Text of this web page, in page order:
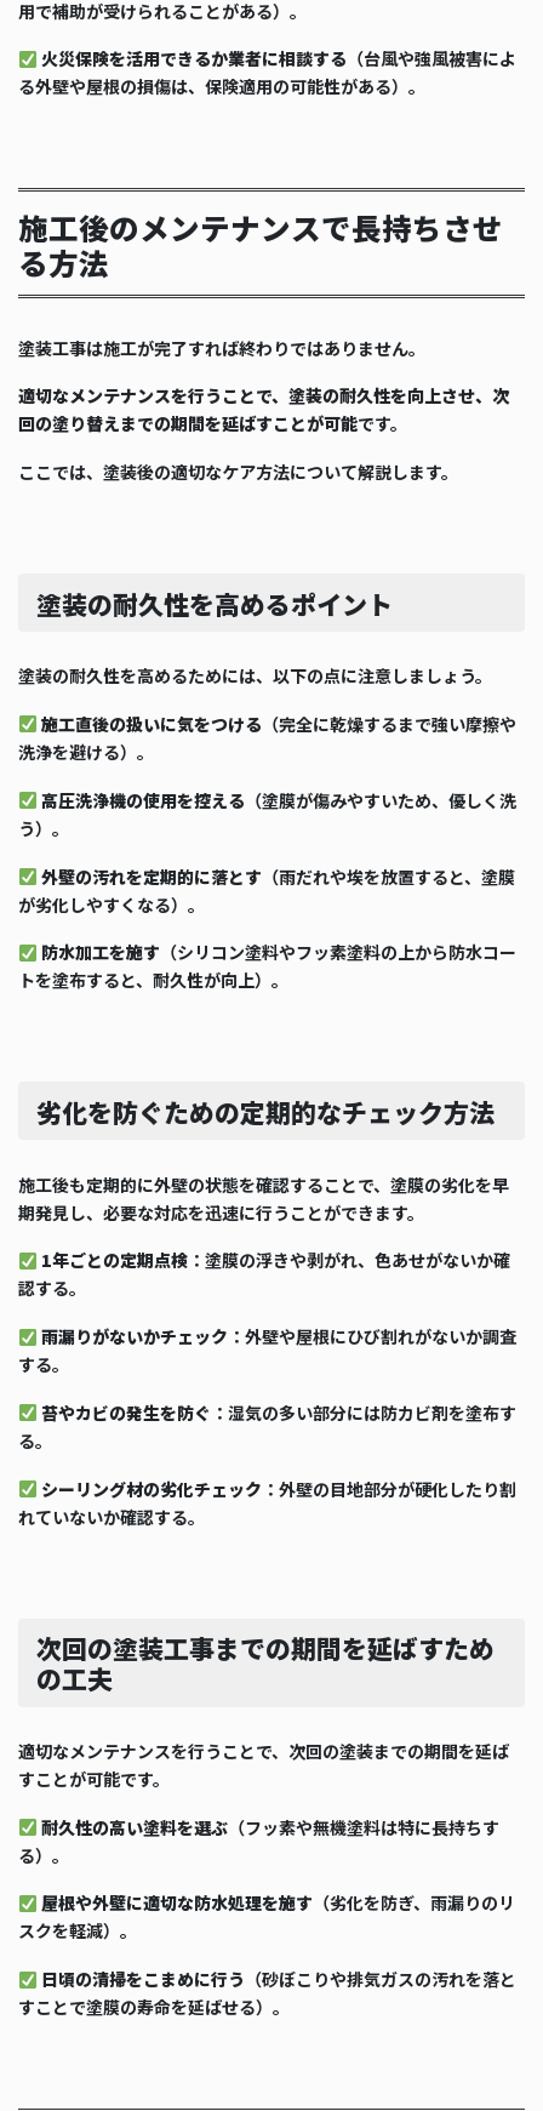
用で補助が受けられることがある）。
火災保険を活用できるか業者に相談する （台風や強風被害によ
る外壁や屋根の損傷は、保険適用の可能性がある）。
施工後のメンテナンスで長持ちさせ
る方法
塗装工事は施工が完了すれば終わりではありません。
適切なメンテナンスを行うことで、塗装の耐久性を向上させ、次
回の塗り替えまでの期間を延ばすことが可能です。
ここでは、塗装後の適切なケア方法について解説します。
塗装の耐久性を高めるポイント
塗装の耐久性を高めるためには、以下の点に注意しましょう。
施工直後の扱いに気をつける （完全に乾燥するまで強い摩擦や
洗浄を避ける）。
高圧洗浄機の使用を控える （塗膜が傷みやすいため、優しく洗
う）。
外壁の汚れを定期的に落とす （雨だれや埃を放置すると、塗膜
が劣化しやすくなる）。
防水加工を施す （シリコン塗料やフッ素塗料の上から防水コー
トを塗布すると、耐久性が向上）。
劣化を防ぐための定期的なチェック方法
施工後も定期的に外壁の状態を確認することで、塗膜の劣化を早
期発見し、必要な対応を迅速に行うことができます。
1年ごとの定期点検：塗膜の浮きや剥がれ、色あせがないか確
認する。
雨漏りがないかチェック ：外壁や屋根にひび割れがないか調査
する。
苔やカビの発生を防ぐ ：湿気の多い部分には防カビ剤を塗布す
る。
シーリング材の劣化チェック ：外壁の目地部分が硬化したり割
れていないか確認する。
次回の塗装工事までの期間を延ばすため
の工夫
適切なメンテナンスを行うことで、次回の塗装までの期間を延ば
すことが可能です。
耐久性の高い塗料を選ぶ（フッ素や無機塗料は特に長持ちす
る）。
屋根や外壁に適切な防水処理を施す （劣化を防ぎ、雨漏りのリ
スクを軽減）。
日頃の清掃をこまめに行う （砂ぼこりや排気ガスの汚れを落と
すことで塗膜の寿命を延ばせる）。